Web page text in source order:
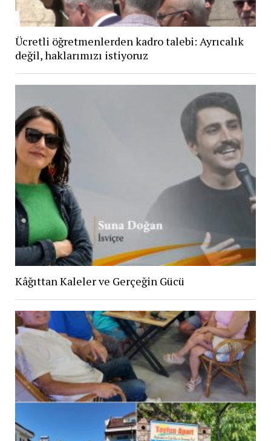
Ücretli öğretmenlerden kadro talebi: Ayrıcalık
değil, haklarımızı istiyoruz
Kâğıttan Kaleler ve Gerçeğin Gücü